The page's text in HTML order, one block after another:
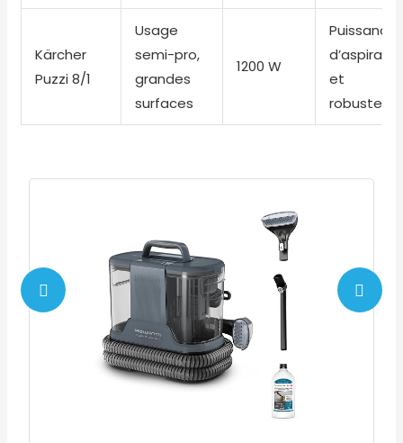
Kärcher
Puzzi 8/1
Usage
semi-pro,
grandes
surfaces
1200 W
Puissance
et